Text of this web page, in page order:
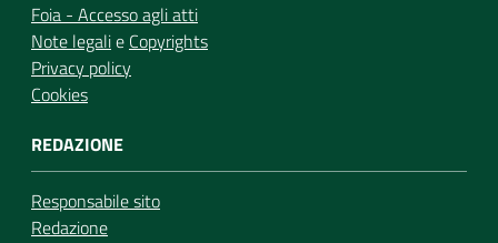
Foia - Accesso agli atti
Note legalie Copyrights
Privacy policy
Cookies
REDAZIONE
Responsabile sito
Redazione